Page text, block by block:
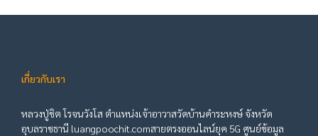
เกี่ยวกับเรา
หลวงปู่ชิต โรจนวังโส ตำแหน่งเจ้าอาวาสวัดบ้านคำระหงษ์ จังหวัด
อุบลราชธานี luangpoochit.comสายตรงออนไลน์ยุค 5G ศูนย์ข้อมูล